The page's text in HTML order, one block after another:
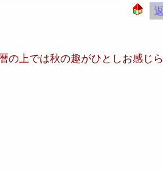
の上では秋の趣がひとしお感じら